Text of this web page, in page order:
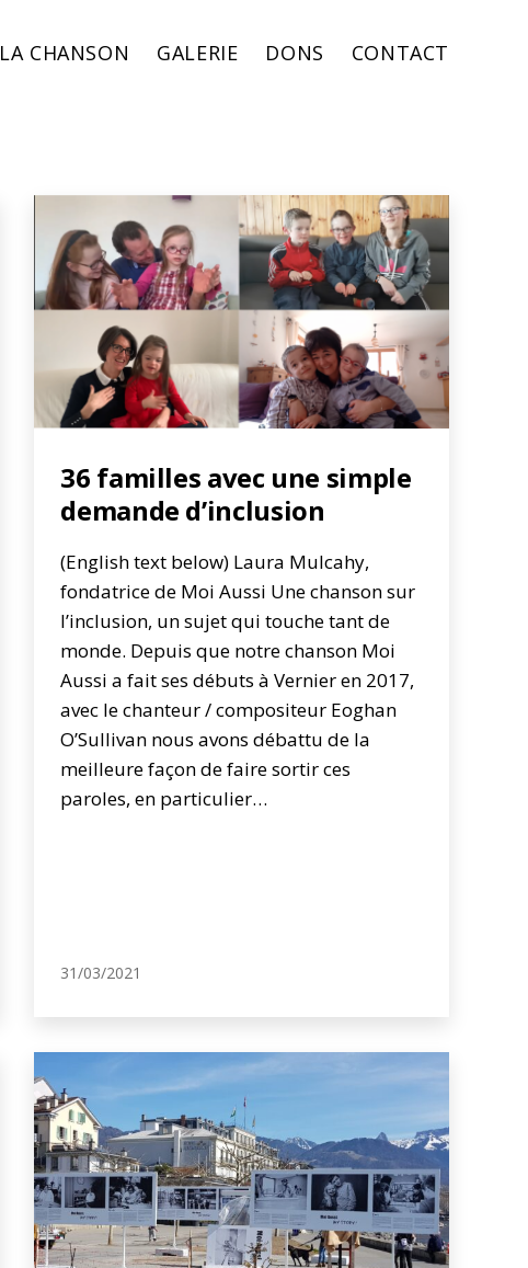
LA CHANSON GALERIE DONS CONTACT
36 familles avec une simple
demande d’inclusion
(English text below) Laura Mulcahy,
fondatrice de Moi Aussi Une chanson sur
l’inclusion, un sujet qui touche tant de
monde. Depuis que notre chanson Moi
Aussi a fait ses débuts à Vernier en 2017,
avec le chanteur / compositeur Eoghan
O’Sullivan nous avons débattu de la
meilleure façon de faire sortir ces
paroles, en particulier…
31/03/2021